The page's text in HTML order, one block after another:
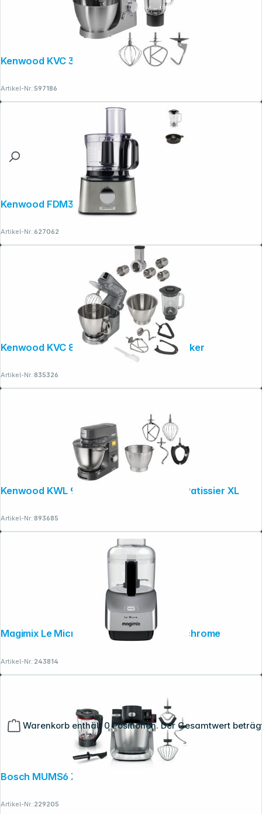
Warenkorb enthält 0 Positionen. Der Gesamtwert
Kenwood KVC 3110 S
Artikel-Nr.:597186
Artikel-Nr.:627062
Kenwood KVC 85.314SI Titanium Chef Baker
Artikel-Nr.:835326
Kenwood KWL 90.004 SI Titanium Chef Patissier XL
Artikel-Nr.:893685
Magimix Le Micro Küchenmaschine mat chrome
Artikel-Nr.:243814
Bosch MUMS6 ZS17
Artikel-Nr.:229205